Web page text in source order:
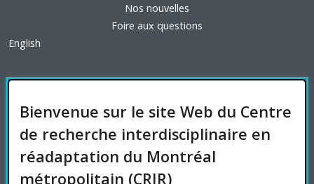
Bienvenue sur le site Web du Centre
de recherche interdisciplinaire en
réadaptation du Montréal
métropolitain (CRIR)
Nos nouvelles
Foire aux questions
English
AFFILIATIONS UNIVERSITAIRES